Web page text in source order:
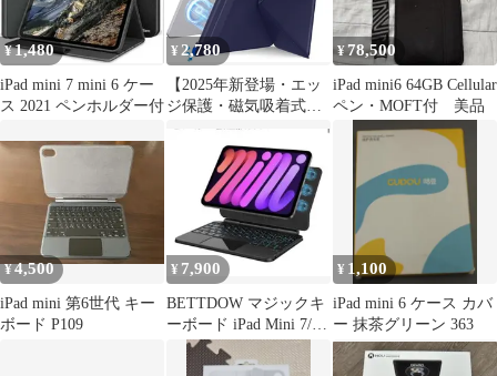
¥1,480
iPad mini 7 mini 6 ケー
ス 2021 ペンホルダー付
¥ 2,780
【2025年新登場・エッ
ジ保護・磁気吸着式】
HEIGKOIK iPad mini7
ケース (A17 Pro、2024)
/ iPad mini 第7/6世代 ケ
ース (8.3インチ、
2024/2021) ペン収納 ス
タンド機能 (ネイビー)
¥78,500
iPad mini6 64GB Cellular
ペン・MOFT付 美品
¥4,500
iPad mini 第6世代 キー
ボード P109
¥ 7,900
BETTDOW マジックキ
ーボード iPad Mini 7/6
8.3インチ対応
¥ 1,100
iPad mini 6 ケース カバ
ー 抹茶グリーン 363